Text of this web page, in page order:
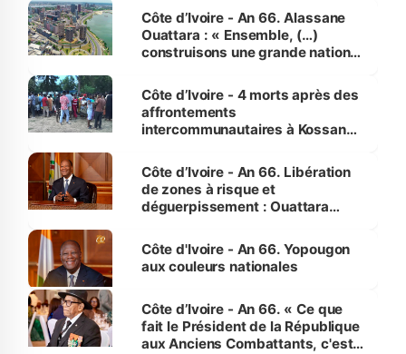
enfants
Côte d’Ivoire - An 66. Alassane
Ouattara : « Ensemble, (…)
construisons une grande nation
générations futures »
Côte d’Ivoire - 4 morts après des
affrontements
intercommunautaires à Kossandji
milieu des sinistrés
Côte d’Ivoire - An 66. Libération
de zones à risque et
déguerpissement : Ouattara
l'Etat de droit pour préserver les
vies humaines »
Côte d'Ivoire - An 66. Yopougon
aux couleurs nationales
Côte d’Ivoire - An 66. « Ce que
fait le Président de la République
aux Anciens Combattants, c'est